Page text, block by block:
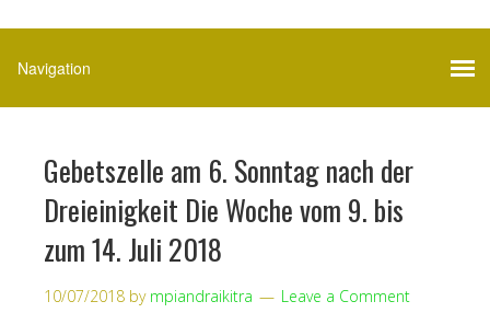
Gebetszelle am 6. Sonntag nach der
Dreieinigkeit Die Woche vom 9. bis
zum 14. Juli 2018
10/07/2018 by mpiandraikitra Leave a Comment